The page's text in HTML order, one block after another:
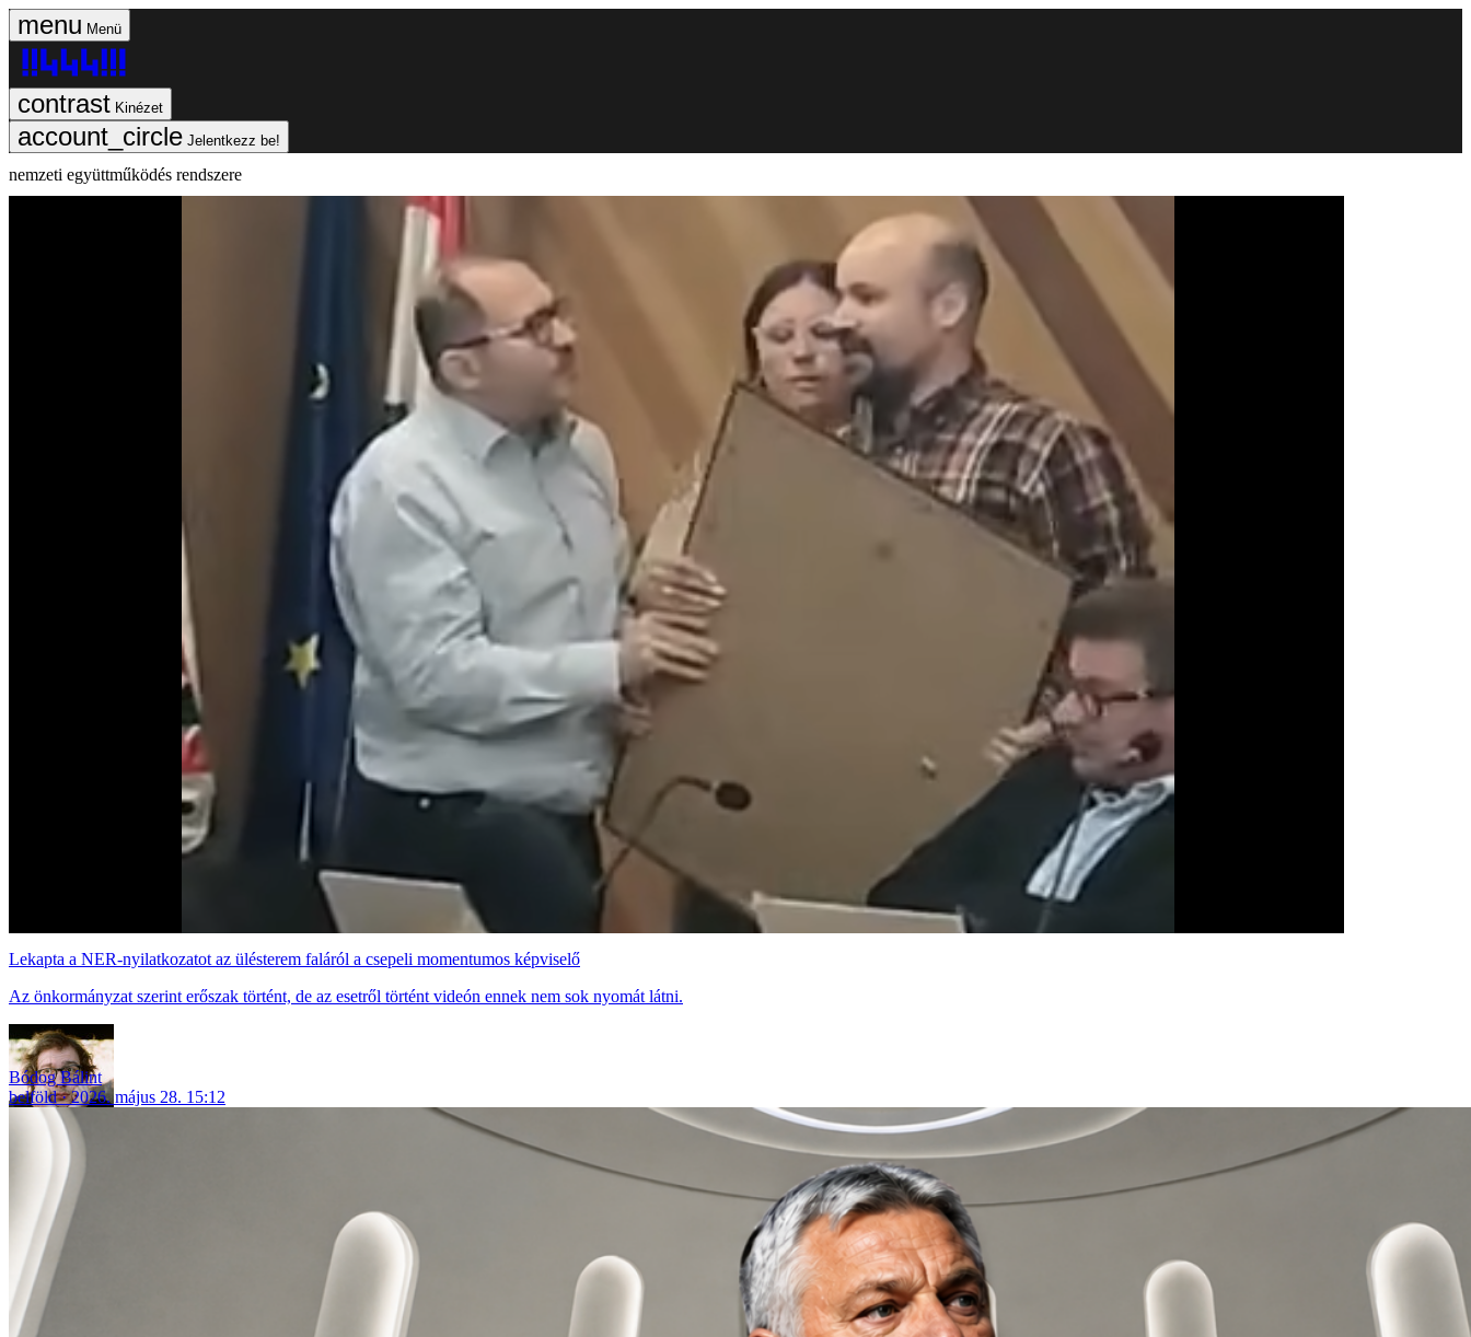
Menü
Kinézet
Jelentkezz be!
nemzeti együttműködés rendszere
Lekapta a NER-nyilatkozatot az ülésterem faláról a csepeli momentumos képviselő
Az önkormányzat szerint erőszak történt, de az esetről történt videón ennek nem sok nyomát látni.
Bódog Bálint
belföld
2026. május 28. 15:12